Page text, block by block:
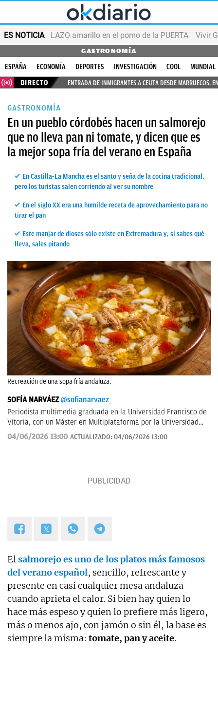
ES NOTICIA LAZO amarillo en el pomo de la PUERTA Vivir
GASTRONOMÍA
ESPAÑA ECONOMÍA DEPORTES INVESTIGACIÓN COOL
MUNDIAL
DIRECTO
ENTRADA DE INMIGRANTES A CEUTA DESDE MARRUECOS,
GASTRONOMÍA
En un pueblo córdobés hacen un salmorejo
que no lleva pan ni tomate, y dicen que es
la mejor sopa fría del verano en España
En Castilla-La Mancha es el santo y seña de la cocina tradicional,
pero los turistas salen corriendo al ver su nombre
En el siglo XX era una humilde receta de aprovechamiento para no
tirar el pan
Este manjar de dioses sólo existe en Extremadura y, si sabes qué
lleva, sales pitando
Recreación de una sopa fría andaluza.
SOFÍA NARVÁEZ @sofianarvaez_
Periodista multimedia graduada en la Universidad Francisco de
Vitoria, con un Máster en Multiplataforma por la Universidad
Loyola. Editora en Lisa News con experiencia en CNN y ABC.
04/06/2026 13:00 ACTUALIZADO: 04/06/2026 13:00
Elsalmorejo es uno de los platos más famosos
del verano español, sencillo, refrescante y
presente en casi cualquier mesa andaluza
cuando aprieta el calor. Si bien hay quien lo
hace más espeso y quien lo prefiere más ligero,
más o menos ajo, con jamón o sin él, la base es
siempre la misma: tomate, pan y aceite.